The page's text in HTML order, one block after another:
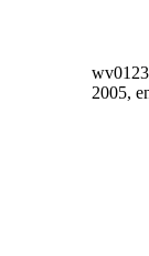
2005,